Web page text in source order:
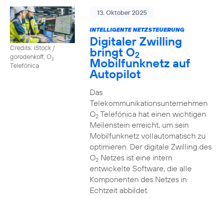
Credits: iStock /
gorodenkoff, O2
Telefónica
13. Oktober 2025
INTELLIGENTE NETZSTEUERUNG
Digitaler Zwilling
bringt O2
Mobilfunknetz auf
Autopilot
Das
Telekommunikationsunternehmen
O2Telefónica hat einen wichtigen
Meilenstein erreicht, um sein
Mobilfunknetz vollautomatisch zu
optimieren. Der digitale Zwilling des
O2Netzes ist eine intern
entwickelte Software, die alle
Komponenten des Netzes in
Echtzeit abbildet.